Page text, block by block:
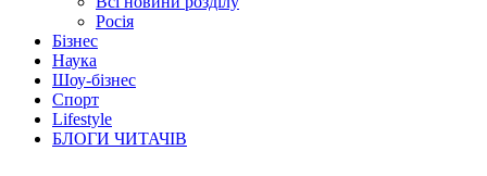
Росія
Бізнес
Наука
Шоу-бізнес
Спорт
Lifestyle
БЛОГИ ЧИТАЧІВ